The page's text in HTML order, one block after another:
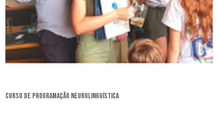
curso de programação neurolinguística